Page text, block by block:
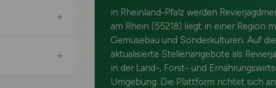
in Rheinland-Pfalz werden
am Rhein (55218) liegt in einer Region
Gemüsebau und Sonderkulturen. Auf
aktualisierte Stellenangebote als
in der Land-, Forst- und
Umgebung. Die Plattform richtet sich